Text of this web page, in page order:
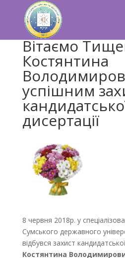
Вітаємо
Костянтина
успішним
дисертації
8 червня 2018р. у
Сумського державного
відбувся захист
Костянтина